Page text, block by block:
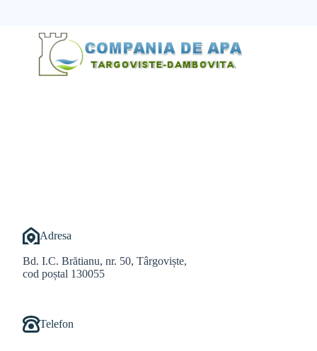
Adresa
Bd. I.C. Brătianu, nr. 50, Târgoviște,
cod poștal 130055
Telefon